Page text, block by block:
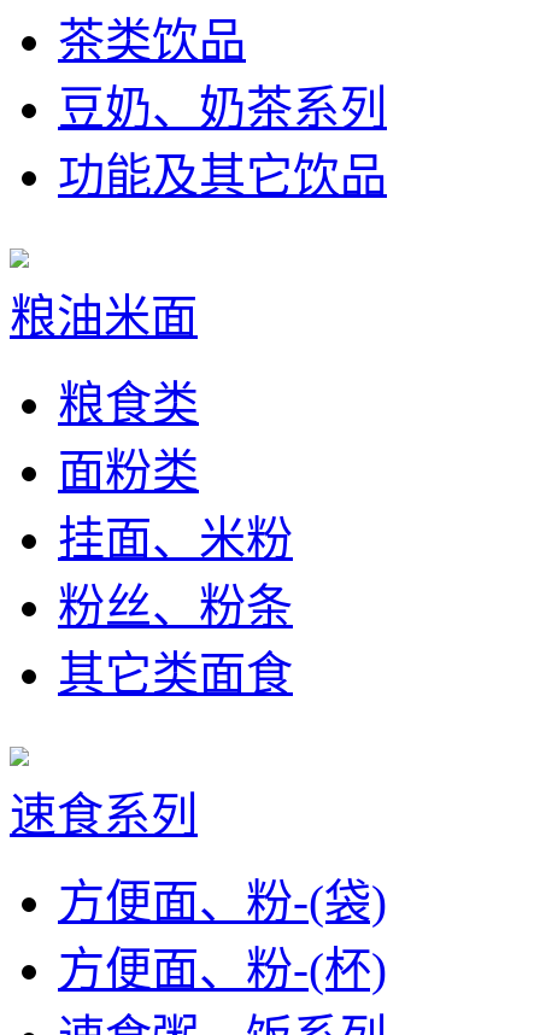
茶类饮品
豆奶、奶茶系列
功能及其它饮品
粮油米面
粮食类
面粉类
挂面、米粉
粉丝、粉条
其它类面食
速食系列
方便面、粉-(袋)
方便面、粉-(杯)